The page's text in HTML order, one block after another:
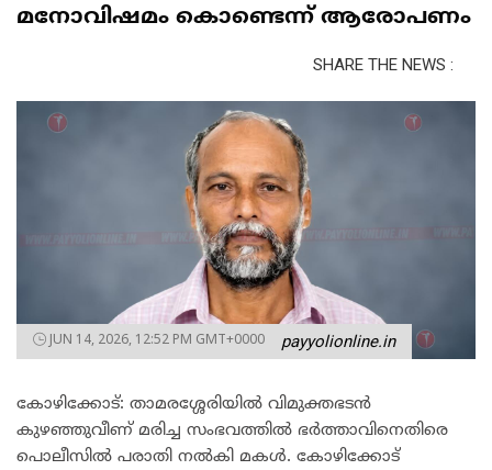
മനോവിഷമം കൊണ്ടെന്ന് ആരോപണം
SHARE THE NEWS :
JUN 14, 2026, 12:52 PM GMT+0000 payyolionline.in
കോഴിക്കോട്: താമരശ്ശേരിയിൽ വിമുക്തഭടൻ
കുഴഞ്ഞുവീണ് മരിച്ച സംഭവത്തിൽ ഭർത്താവിനെതിരെ
പൊലീസിൽ പരാതി നൽകി മകൾ. കോഴിക്കോട്